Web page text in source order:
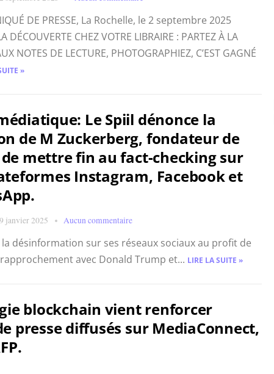
DE PRESSE, La Rochelle, le 2 septembre 2025
DÉCOUVERTE CHEZ VOTRE LIBRAIRE : PARTEZ À LA
NOTES DE LECTURE, PHOTOGRAPHIEZ, C’EST GAGNÉ
»
Le Spiil dénonce la
de M Zuckerberg, fondateur de
mettre fin au fact-checking sur
Instagram, Facebook et
9 janvier 2025 Aucun commentaire
désinformation sur ses réseaux sociaux au profit de
avec Donald Trump et... LIRE LA SUITE »
blockchain vient renforcer
presse diffusés sur MediaConnect,